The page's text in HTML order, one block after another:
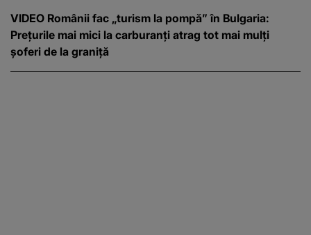
VIDEO Românii fac „turism la pompă” în Bulgaria:
Prețurile mai mici la carburanți atrag tot mai mulți
șoferi de la graniță